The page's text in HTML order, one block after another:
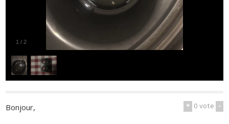
1 /2
+ 0vote -
Bonjour,